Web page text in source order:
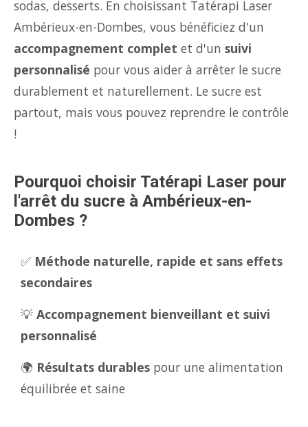
sodas, desserts. En choisissant Tatérapi Laser
Ambérieux-en-Dombes, vous bénéficiez d'un
accompagnement complet et d'un suivi
personnalisé pour vous aider à arrêter le sucre
durablement et naturellement. Le sucre est
partout, mais vous pouvez reprendre le contrôle
!
Pourquoi choisir Tatérapi Laser pour
l'arrêt du sucre à Ambérieux-en-
Dombes ?
✅ Méthode naturelle, rapide et sans effets
secondaires
💡 Accompagnement bienveillant et suivi
personnalisé
🌍 Résultats durables pour une alimentation
équilibrée et saine